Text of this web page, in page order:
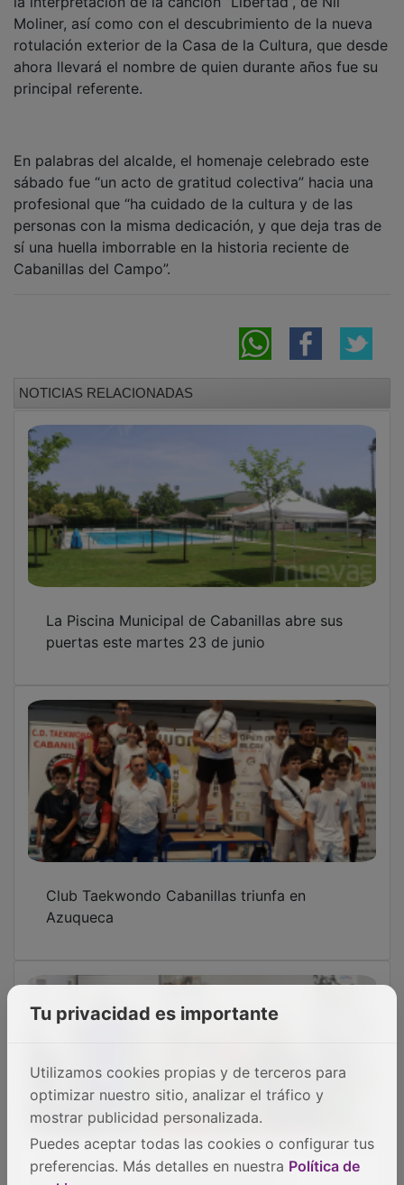
Moliner, así como con el descubrimiento de la nueva
rotulación exterior de la Casa de la Cultura, que desde
ahora llevará el nombre de quien durante años fue su
principal referente.
sábado fue “un acto de gratitud colectiva” hacia una
profesional que “ha cuidado de la cultura y de las
personas con la misma dedicación, y que deja tras de
sí una huella imborrable en la historia reciente de
Cabanillas del Campo”.
puertas este martes 23 de junio
Azuqueca
Cabanillas estrena una exposición
fotográfica que sensibiliza sobre la
Tu privacidad es importante
Utilizamos cookies propias y de terceros para
optimizar nuestro sitio, analizar el tráfico y
mostrar publicidad personalizada.
Puedes aceptar todas las cookies o configurar tus
preferencias. Más detalles en nuestra Política de